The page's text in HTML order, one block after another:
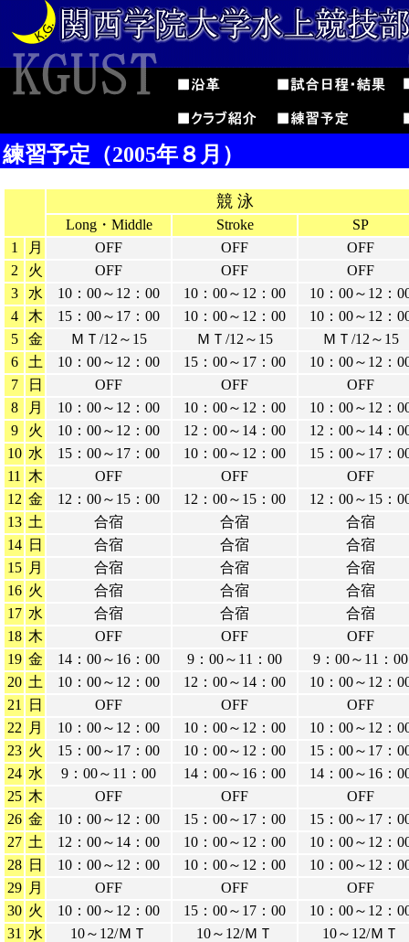
練習予定（2005年８月）
競 泳
Long・Middle Stroke
SP
1
月 OFF OFF
OFF
2
火 OFF OFF
OFF
3
水 10：00～12：00 10：00～12：00
10：00～12：
4
木 15：00～17：00 10：00～12：00
10：00～12：
5
金 ＭＴ/12～15 ＭＴ/12～15
ＭＴ/12～15
6
土 10：00～12：00 15：00～17：00
10：00～12：
7
日 OFF OFF
OFF
8
月 10：00～12：00 10：00～12：00
10：00～12：
9
火 10：00～12：00 12：00～14：00
12：00～14：
10 水 15：00～17：00 10：00～12：00
15：00～17：
11
木 OFF OFF
OFF
12 金 12：00～15：00 12：00～15：00
12：00～15：
13 土 合宿 合宿
合宿
14
日 合宿 合宿
合宿
15
月 合宿 合宿
合宿
16 火 合宿 合宿
合宿
17 水 合宿 合宿
合宿
18 木 OFF OFF
OFF
19 金 14：00～16：00 9：00～11：00
9：00～11：00
20 土 10：00～12：00 12：00～14：00
10：00～12：
21
日 OFF OFF
OFF
22
月 10：00～12：00 10：00～12：00
10：00～12：
23 火 15：00～17：00 10：00～12：00
15：00～17：
24 水 9：00～11：00 14：00～16：00
14：00～16：
25 木 OFF OFF
OFF
26 金 10：00～12：00 15：00～17：00
15：00～17：
27 土 12：00～14：00 10：00～12：00
10：00～12：
28
日 10：00～12：00 10：00～12：00
10：00～12：
29
月 OFF OFF
OFF
30 火 10：00～12：00 15：00～17：00
10：00～12：
31
水 10～12/ＭＴ 10～12/ＭＴ 10～12/ＭＴ